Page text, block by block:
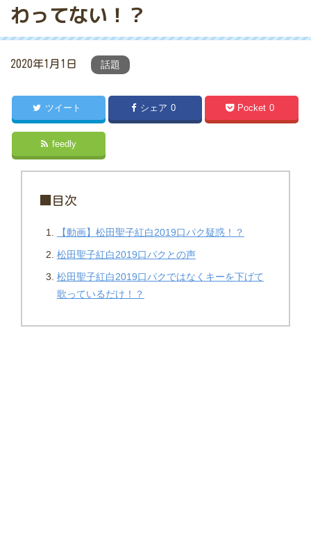
わってない！？
2020年1月1日 話題
ツイート シェア 0 Pocket 0
feedly
■目次
【動画】松田聖子紅白2019口パク疑惑！？
松田聖子紅白2019口パクとの声
松田聖子紅白2019口パクではなくキーを下げて
歌っているだけ！？